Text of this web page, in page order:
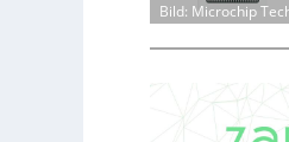
Bild: Microchip